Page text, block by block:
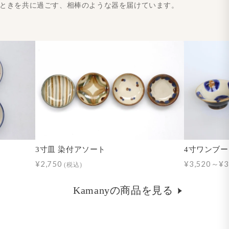
を共に過ごす、相棒のような器を届けています。
3寸皿 染付アソート
¥2,750(税込)
4寸ワンブ
¥3,520～
Kamanyの商品を見る